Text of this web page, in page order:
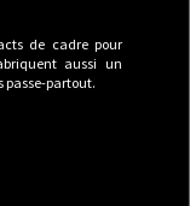
de cadre pour
aussi un
passe-partout.